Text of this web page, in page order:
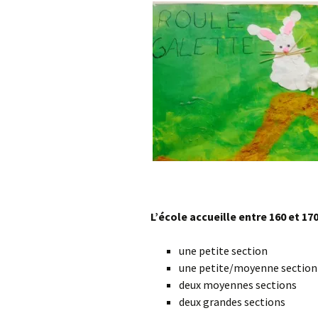
Les projets
Débats et
Nous rejoindre
Contact
Ligne éditoriale
L’école accueille entre 160 et
une petite section
une petite/moyenne section
deux moyennes sections
deux grandes sections